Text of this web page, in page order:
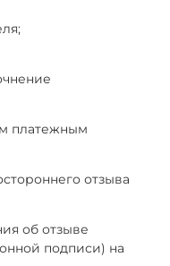
платежным
отзыва
об отзыве
подписи) на